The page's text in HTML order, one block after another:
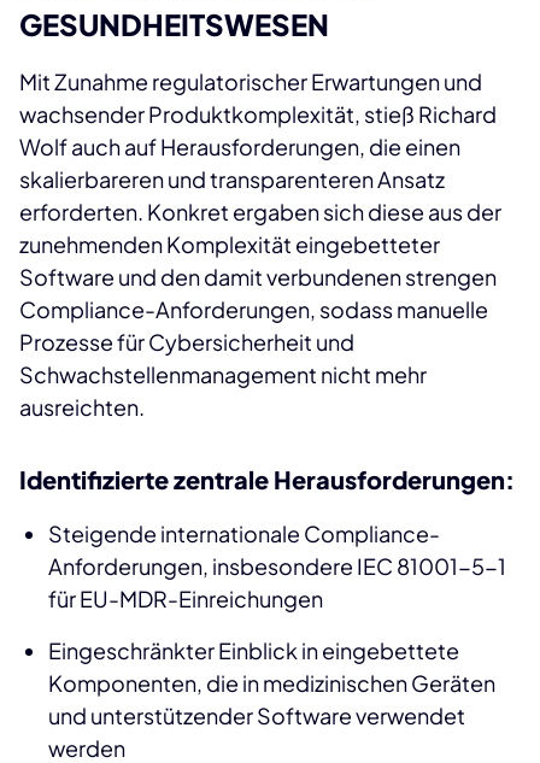
GESUNDHEITSWESEN
Mit Zunahme regulatorischer Erwartungen und
wachsender Produktkomplexität, stieß Richard
Wolf auch auf Herausforderungen, die einen
skalierbareren und transparenteren Ansatz
erforderten. Konkret ergaben sich diese aus der
zunehmenden Komplexität eingebetteter
Software und den damit verbundenen strengen
Compliance-Anforderungen, sodass manuelle
Prozesse für Cybersicherheit und
Schwachstellenmanagement nicht mehr
ausreichten.
Identifizierte zentrale Herausforderungen:
Steigende internationale Compliance-
Anforderungen, insbesondere IEC 81001-5-1
für EU-MDR-Einreichungen
Eingeschränkter Einblick in eingebettete
Komponenten, die in medizinischen Geräten
und unterstützender Software verwendet
werden